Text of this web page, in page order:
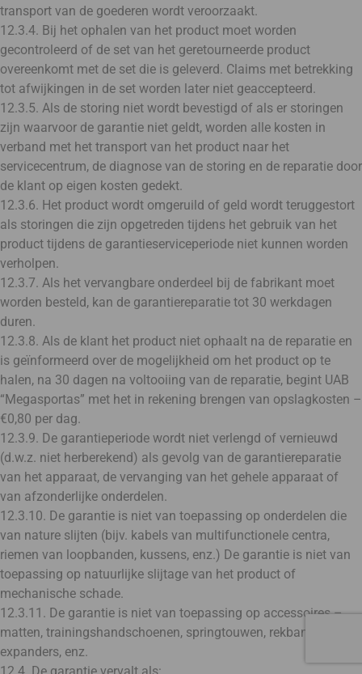
transport van de goederen wordt veroorzaakt.
12.3.4. Bij het ophalen van het product moet worden
gecontroleerd of de set van het geretourneerde product
overeenkomt met de set die is geleverd. Claims met betrekking
tot afwijkingen in de set worden later niet geaccepteerd.
12.3.5. Als de storing niet wordt bevestigd of als er storingen
zijn waarvoor de garantie niet geldt, worden alle kosten in
verband met het transport van het product naar het
servicecentrum, de diagnose van de storing en de reparatie door
de klant op eigen kosten gedekt.
12.3.6. Het product wordt omgeruild of geld wordt teruggestort
als storingen die zijn opgetreden tijdens het gebruik van het
product tijdens de garantieserviceperiode niet kunnen worden
verholpen.
12.3.7. Als het vervangbare onderdeel bij de fabrikant moet
worden besteld, kan de garantiereparatie tot 30 werkdagen
duren.
12.3.8. Als de klant het product niet ophaalt na de reparatie en
is geïnformeerd over de mogelijkheid om het product op te
halen, na 30 dagen na voltooiing van de reparatie, begint UAB
“Megasportas” met het in rekening brengen van opslagkosten –
€0,80 per dag.
12.3.9. De garantieperiode wordt niet verlengd of vernieuwd
(d.w.z. niet herberekend) als gevolg van de garantiereparatie
van het apparaat, de vervanging van het gehele apparaat of
van afzonderlijke onderdelen.
12.3.10. De garantie is niet van toepassing op onderdelen die
van nature slijten (bijv. kabels van multifunctionele centra,
riemen van loopbanden, kussens, enz.) De garantie is niet van
toepassing op natuurlijke slijtage van het product of
mechanische schade.
12.3.11. De garantie is niet van toepassing op accessoires –
matten, trainingshandschoenen, springtouwen, rekbanden,
expanders, enz.